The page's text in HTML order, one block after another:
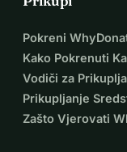
Pokreni
Kako Pokrenuti
Vodiči za
Prikupljanje
Zašto Vjerovati